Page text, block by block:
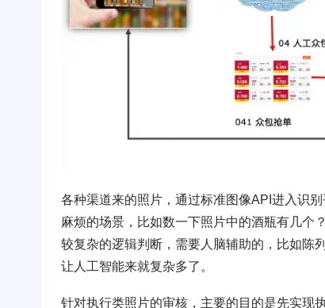
各种渠道来的照片，通过标准图像API进入识
麻烦的场景，比如数一下照片中的酒瓶有几个
较复杂的逻辑判断，需要人脑辅助的，比如陈
让人工智能来就复杂多了。
针对执行类照片的审核，主要的目的是先实现